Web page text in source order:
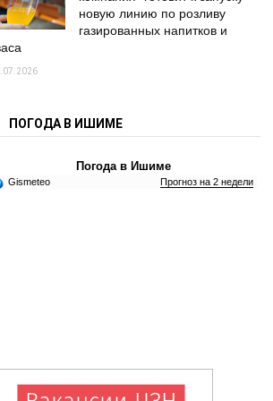
новую линию по розливу
газированных напитков и
ПОГОДА В ИШИМЕ
Погода в Ишиме
Gismeteo Прогноз на 2 недели